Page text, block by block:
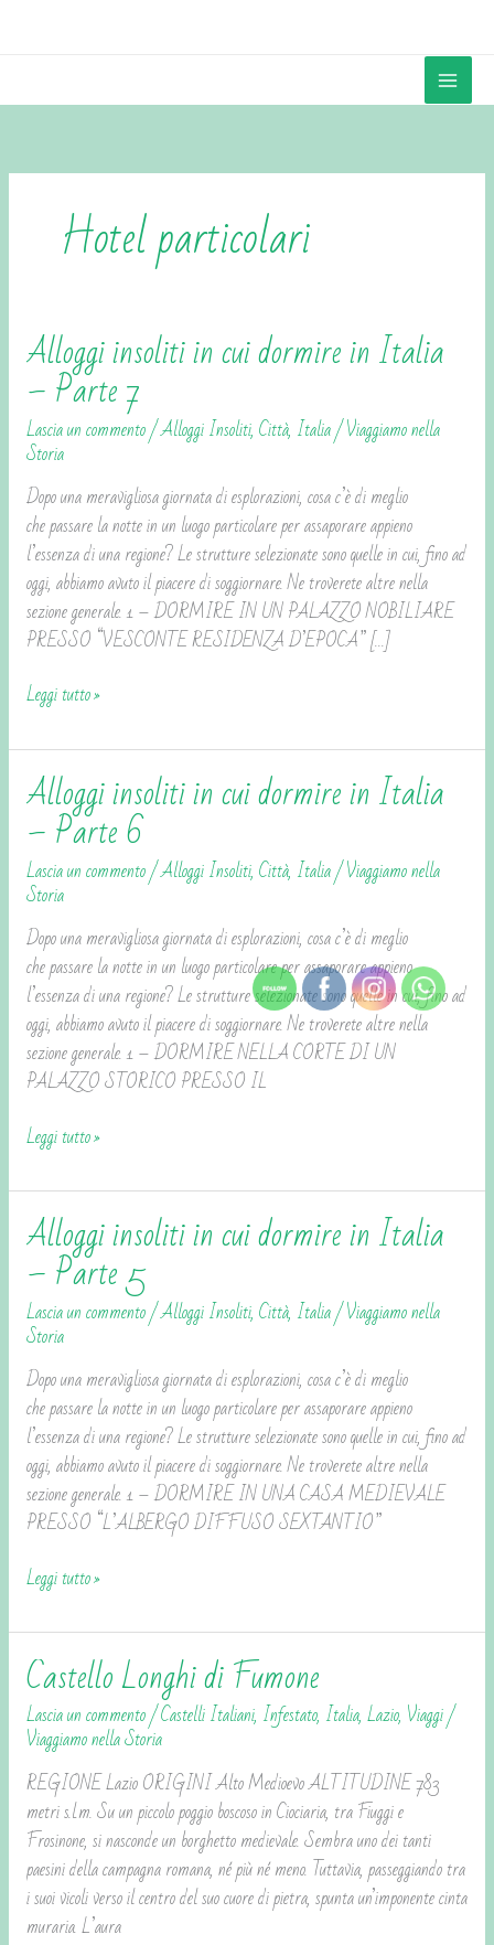
Hotel particolari
Alloggi insoliti in cui dormire in Italia
– Parte 7
Lascia un commento/Alloggi Insoliti,Città, Italia/Viaggiamo nella
Storia
Dopo una meravigliosa giornata di esplorazioni, cosa c’è di meglio
che passare la notte in un luogo particolare per assaporare appieno
l’essenza di una regione? Le strutture selezionate sono quelle in cui, fino ad
oggi, abbiamo avuto il piacere di soggiornare. Ne troverete altre nella
sezione generale. 1 – DORMIRE IN UN PALAZZO NOBILIARE
PRESSO “VESCONTE RESIDENZA D’EPOCA” […]
Alloggi
insoliti
in
cui
dormire
in
Italia
–
Parte
7
Leggi tutto »
Alloggi insoliti in cui dormire in Italia
– Parte 6
Lascia un commento/Alloggi Insoliti,Città, Italia/Viaggiamo nella
Storia
Dopo una meravigliosa giornata di esplorazioni, cosa c’è di meglio
che passare la notte in un luogo particolare per assaporare appieno
l’essenza di una regione? Le strutture selezionate sono quelle in cui, fino ad
oggi, abbiamo avuto il piacere di soggiornare. Ne troverete altre nella
sezione generale. 1 – DORMIRE NELLA CORTE DI UN
PALAZZO STORICO PRESSO IL
Alloggi
insoliti
in
cui
dormire
in
Italia
–
Parte
6
Leggi tutto »
Alloggi insoliti in cui dormire in Italia
– Parte 5
Lascia un commento/Alloggi Insoliti,Città, Italia/Viaggiamo nella
Storia
Dopo una meravigliosa giornata di esplorazioni, cosa c’è di meglio
che passare la notte in un luogo particolare per assaporare appieno
l’essenza di una regione? Le strutture selezionate sono quelle in cui, fino ad
oggi, abbiamo avuto il piacere di soggiornare. Ne troverete altre nella
sezione generale. 1 – DORMIRE IN UNA CASA MEDIEVALE
PRESSO “L’ALBERGO DIFFUSO SEXTANTIO”
Alloggi
insoliti
in
cui
dormire
in
Italia
–
Parte
5
Leggi tutto »
Castello Longhi di Fumone
Lascia un commento/Castelli Italiani, Infestato, Italia,Lazio, Viaggi/
Viaggiamo nella Storia
REGIONE Lazio ORIGINI Alto Medioevo ALTITUDINE 783
metri s.l.m. Su un piccolo poggio boscoso in Ciociaria, tra Fiuggi e
Frosinone, si nasconde un borghetto medievale. Sembra uno dei tanti
paesini della campagna romana, né più né meno. Tuttavia, passeggiando tra
i suoi vicoli verso il centro del suo cuore di pietra, spunta un’imponente cinta
muraria. L’aura
Castello
Longhi
di
Fumone